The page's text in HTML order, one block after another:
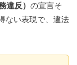
違反） の宣言そ
ない表現で、違法